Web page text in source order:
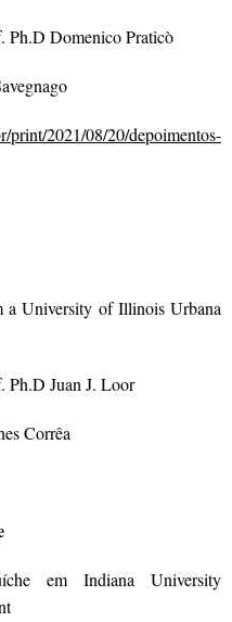
Ph.D Domenico Praticò
print/2021/08/20/depoimentos-
a University of Illinois Urbana
Ph.D Juan J. Loor
Corrêa
em Indiana University